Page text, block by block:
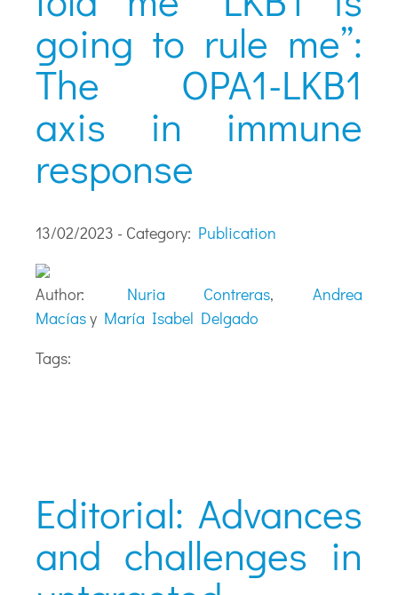
going to rule me”:
The OPA1-LKB1
axis in immune
response
13/02/2023 - Category: Publication
Author: Nuria Contreras, Andrea
Macíasy María Isabel Delgado
Tags:
Editorial: Advances
and challenges in